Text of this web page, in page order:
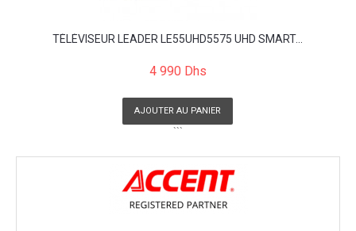
TÉLÉVISEUR LEADER LE55UHD5575 UHD SMART...
4 990 Dhs
AJOUTER AU PANIER
```